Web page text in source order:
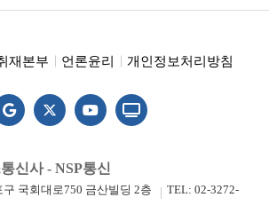
재본부 언론윤리 개인정보처리방침
신사 - NSP통신
국회대로750 금산빌딩 2층
TEL: 02-3272-